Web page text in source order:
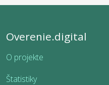
Overenie.digital
O projekte
Štatistiky